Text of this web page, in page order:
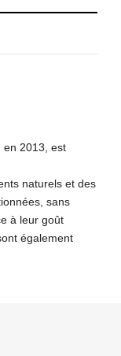
en 2013, est
naturels et des
sans
à leur goût
également